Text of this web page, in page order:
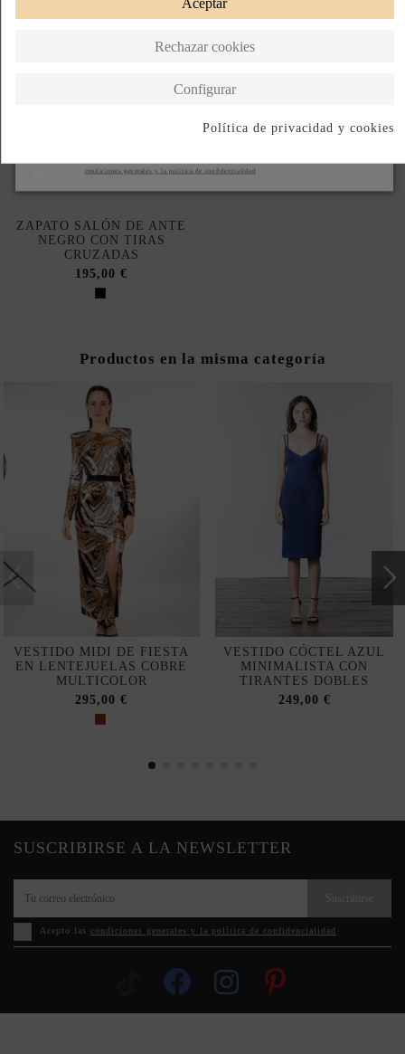
ZAPATO SALÓN DE ANTE
NEGRO CON TIRAS
CRUZADAS
195,00 €
Productos en la misma categoría
VESTIDO MIDI DE FIESTA
EN LENTEJUELAS COBRE
MULTICOLOR
295,00 €
VESTIDO CÓCTEL AZUL
MINIMALISTA CON
TIRANTES DOBLES
249,00 €
SUSCRIBIRSE A LA NEWSLETTER
Acepto las condiciones generales y la política de confidencialidad
condiciones generales y la política de confidencialidad
Aceptar
Rechazar cookies
Configurar
Política de privacidad y cookies